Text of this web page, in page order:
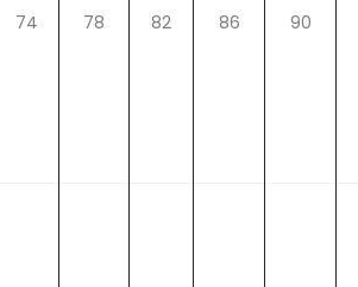
74 78 82 86 90